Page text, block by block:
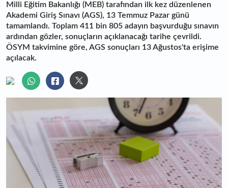
Milli Eğitim Bakanlığı (MEB) tarafından ilk kez düzenlenen
Akademi Giriş Sınavı (AGS), 13 Temmuz Pazar günü
tamamlandı. Toplam 411 bin 805 adayın başvurduğu sınavın
ardından gözler, sonuçların açıklanacağı tarihe çevrildi.
ÖSYM takvimine göre, AGS sonuçları 13 Ağustos'ta erişime
açılacak.